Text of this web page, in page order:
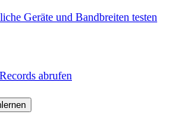
Geräte und Bandbreiten testen
abrufen